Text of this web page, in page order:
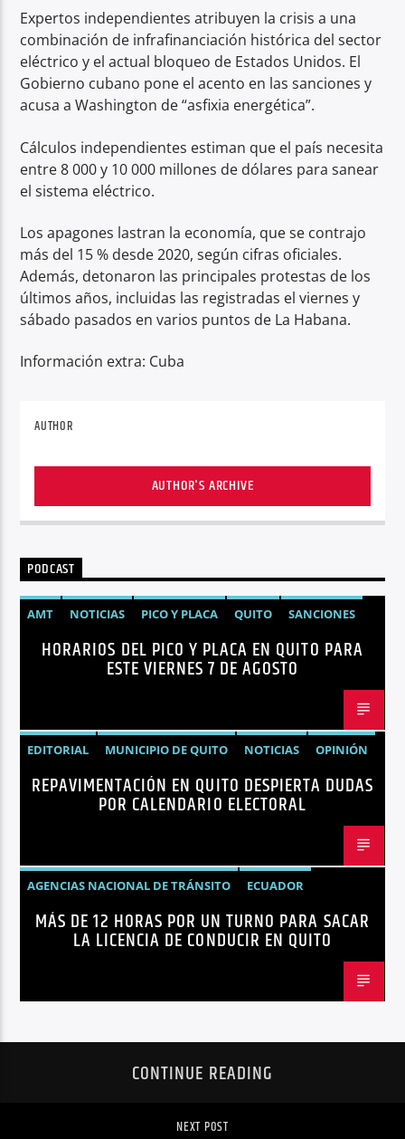
Expertos independientes atribuyen la crisis a una
combinación de infrafinanciación histórica del sector
eléctrico y el actual bloqueo de Estados Unidos. El
Gobierno cubano pone el acento en las sanciones y
acusa a Washington de “asfixia energética”.
Cálculos independientes estiman que el país necesita
entre 8 000 y 10 000 millones de dólares para sanear
el sistema eléctrico.
Los apagones lastran la economía, que se contrajo
más del 15 % desde 2020, según cifras oficiales.
Además, detonaron las principales protestas de los
últimos años, incluidas las registradas el viernes y
sábado pasados en varios puntos de La Habana.
Información extra: Cuba
AUTHOR
AUTHOR'S ARCHIVE
PODCAST
AMT NOTICIAS PICO Y PLACA QUITO SANCIONES
HORARIOS DEL PICO Y PLACA EN QUITO PARA
ESTE VIERNES 7 DE AGOSTO
EDITORIAL MUNICIPIO DE QUITO NOTICIAS
OPINIÓN
QUITO
REPAVIMENTACIÓN
REPAVIMENTACIÓN EN QUITO DESPIERTA DUDAS
POR CALENDARIO ELECTORAL
AGENCIAS NACIONAL DE TRÁNSITO
ECUADOR
LICENCIAS
NOTICIAS
MÁS DE 12 HORAS POR UN TURNO PARA SACAR
LA LICENCIA DE CONDUCIR EN QUITO
CONTINUE READING
NEXT POST